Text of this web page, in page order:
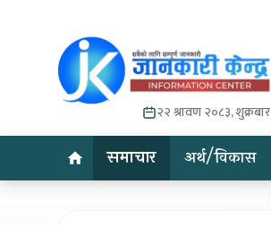
२२ श्रावण २०८३, शुक्रबार
समाचार अर्थ/विकास